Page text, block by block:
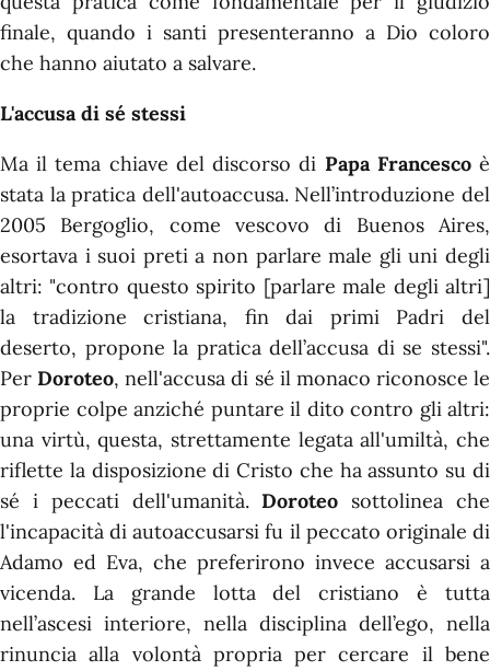
finale, quando i santi presenteranno a Dio coloro
che hanno aiutato a salvare.
L'accusa di sé stessi
Ma il tema chiave del discorso di Papa Francescoè
stata la pratica dell'autoaccusa. Nell’introduzione del
2005 Bergoglio, come vescovo di Buenos Aires,
esortava i suoi preti a non parlare male gli uni degli
altri: "contro questo spirito [parlare male degli altri]
la tradizione cristiana, fin dai primi Padri del
deserto, propone la pratica dell’accusa di se stessi".
Per Doroteo, nell'accusa di sé il monaco riconosce le
proprie colpe anziché puntare il dito contro gli altri:
una virtù, questa, strettamente legata all'umiltà, che
riflette la disposizione di Cristo che ha assunto su di
sé i peccati dell'umanità. Doroteo sottolinea che
l'incapacità di autoaccusarsi fu il peccato originale di
Adamo ed Eva, che preferirono invece accusarsi a
vicenda. La grande lotta del cristiano è tutta
nell’ascesi interiore, nella disciplina dell’ego, nella
rinuncia alla volontà propria per cercare il bene